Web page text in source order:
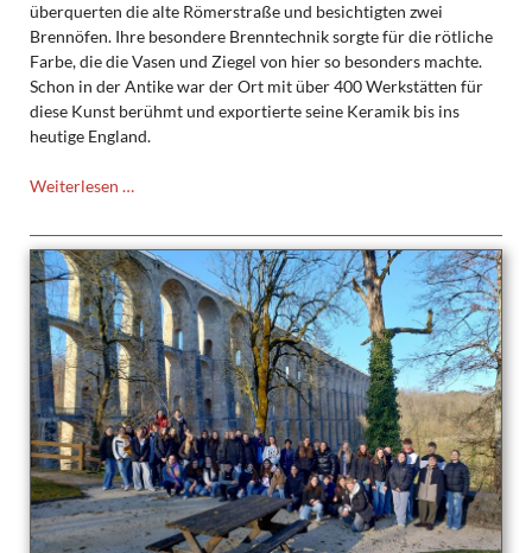
überquerten die alte Römerstraße und besichtigten zwei
Brennöfen. Ihre besondere Brenntechnik sorgte für die rötliche
Farbe, die die Vasen und Ziegel von hier so besonders machte.
Schon in der Antike war der Ort mit über 400 Werkstätten für
diese Kunst berühmt und exportierte seine Keramik bis ins
heutige England.
Weiterlesen …
Terra-
Sigillata-
Museums